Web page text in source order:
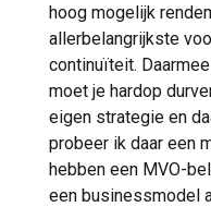
hoog mogelijk
allerbelangrijkste
continuïteit.
moet je hardop
eigen strategie en
probeer ik daar een
hebben een MVO-
een businessmodel